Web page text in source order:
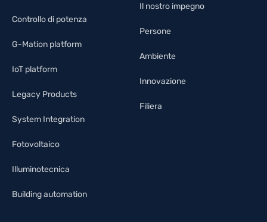
Controllo di potenza
G-Mation platform
IoT platform
Legacy Products
System Integration
Fotovoltaico
Illuminotecnica
Building automation
Il nostro impegno
Persone
Ambiente
Innovazione
Filiera